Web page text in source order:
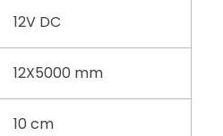
12V DC
12X5000 mm
10 cm